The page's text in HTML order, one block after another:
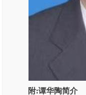
附:谭华陶简介